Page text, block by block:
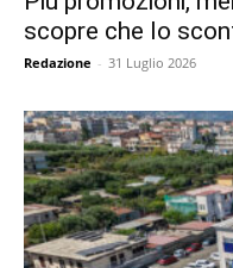
scopre che lo
Redazione - 31 Luglio 2026